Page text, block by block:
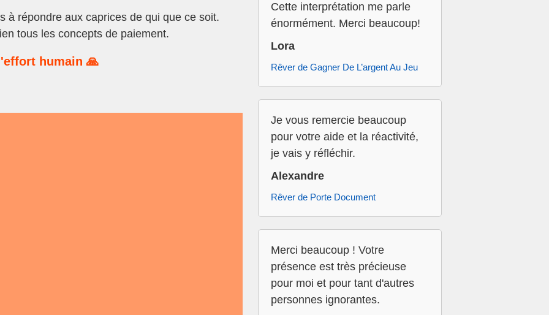
à répondre aux caprices de qui que ce soit.
tous les concepts de paiement.
humain 🙏
Cette interprétation me parle
énormément. Merci beaucoup!
Lora
Rêver de Gagner De L’argent Au Jeu
Je vous remercie beaucoup
pour votre aide et la réactivité,
je vais y réfléchir.
Alexandre
Rêver de Porte Document
Merci beaucoup ! Votre
présence est très précieuse
pour moi et pour tant d'autres
personnes ignorantes.